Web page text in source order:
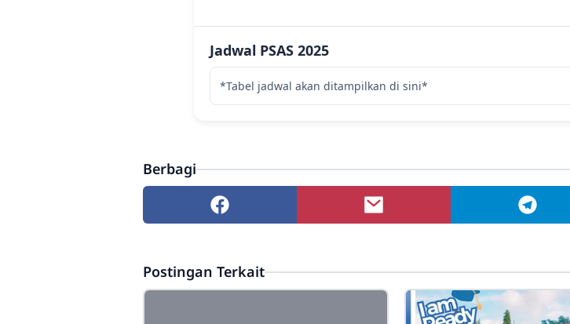
Jadwal PSAS 2025
*Tabel jadwal akan ditampilkan di sini*
Berbagi
Postingan Terkait